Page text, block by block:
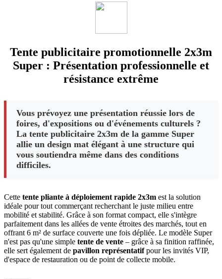
Tente publicitaire promotionnelle 2x3m
Super : Présentation professionnelle et
résistance extrême
Vous prévoyez une présentation réussie lors de
foires, d'expositions ou d'événements culturels ?
La tente publicitaire 2x3m de la gamme Super
allie un design mat élégant à une structure qui
vous soutiendra même dans des conditions
difficiles.
Cette tente pliante à déploiement rapide 2x3m est la solution
idéale pour tout commerçant recherchant le juste milieu entre
mobilité et stabilité. Grâce à son format compact, elle s'intègre
parfaitement dans les allées de vente étroites des marchés, tout en
offrant 6 m² de surface couverte une fois dépliée. Le modèle Super
n'est pas qu'une simple tente de vente – grâce à sa finition raffinée,
elle sert également de pavillon représentatifpour les invités VIP,
d'espace de restauration ou de point de collecte mobile.